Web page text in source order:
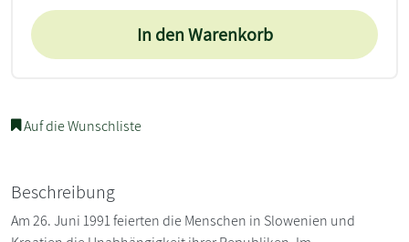
In den Warenkorb
Auf die Wunschliste
Beschreibung
Am 26. Juni 1991 feierten die Menschen in Slowenien und